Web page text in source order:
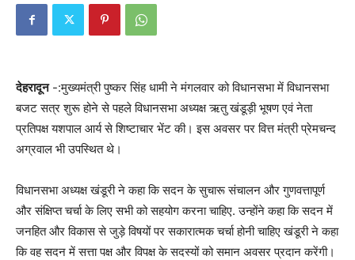
देहरादून-:मुख्यमंत्री पुष्कर सिंह धामी ने मंगलवार को विधानसभा में विधानसभा
बजट सत्र शुरू होने से पहले विधानसभा अध्यक्ष ऋतु खंडूड़ी भूषण एवं नेता
प्रतिपक्ष यशपाल आर्य से शिष्टाचार भेंट की। इस अवसर पर वित्त मंत्री प्रेमचन्द
अग्रवाल भी उपस्थित थे।
विधानसभा अध्यक्ष खंडूरी ने कहा कि सदन के सुचारू संचालन और गुणवत्तापूर्ण
और संक्षिप्त चर्चा के लिए सभी को सहयोग करना चाहिए. उन्होंने कहा कि सदन में
जनहित और विकास से जुड़े विषयों पर सकारात्मक चर्चा होनी चाहिए खंडूरी ने कहा
कि वह सदन में सत्ता पक्ष और विपक्ष के सदस्यों को समान अवसर प्रदान करेंगी।